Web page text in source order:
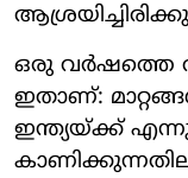
ഒരു വർഷത്തെ
ഇതാണ്:
ഇന്ത്യയ്ക്ക്